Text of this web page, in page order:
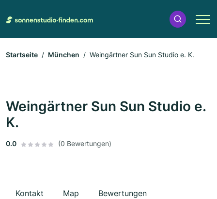
Startseite München Weingärtner Sun Sun Studio e. K.
Weingärtner Sun Sun Studio e.
K.
0.0 (0 Bewertungen)
Kontakt Map Bewertungen